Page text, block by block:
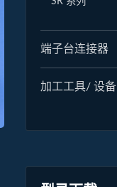
端子台连接器
加工工具/ 设备